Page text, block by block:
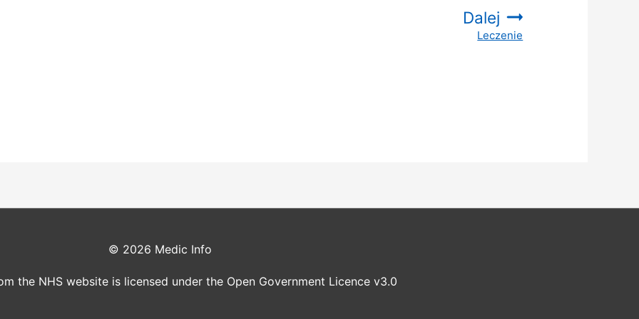
Dalej
:
Leczenie
© 2026 Medic Info
the NHS website is licensed under the Open Government Licence v3.0